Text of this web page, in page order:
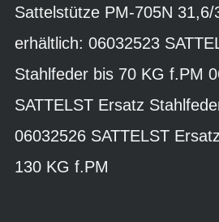
Sattelstütze PM-705N 31,6/
erhältlich: 06032523
Stahlfeder bis 70 KG f.PM
SATTELST Ersatz
06032526 SATTELST
130 KG f.PM